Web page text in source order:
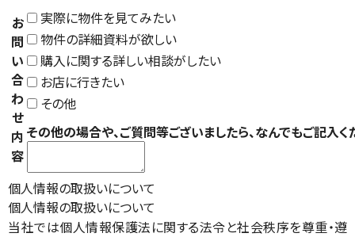
お
問
い
合
わ
せ
内
容
実際に物件を見てみたい
物件の詳細資料が欲しい
購入に関する詳しい相談がしたい
お店に行きたい
その他
その他の場合や、ご質問等ございましたら、なんでもご記入く
個人情報の取扱いについて
個人情報の取扱いについて
当社では個人情報保護法に関する法令と社会秩序を尊重・遵